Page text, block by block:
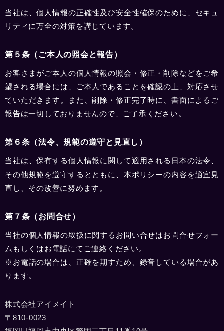
当社は、個人情報の正確性及び安全性確保のために、セキュ
リティに万全の対策を講じています。
第５条（ご本人の照会と報告）
お客さまがご本人の個人情報の照会・修正・削除などをご希
望される場合には、ご本人であることを確認の上、対応させ
ていただきます。また、削除・修正完了時に、書面によるご
報告は一切しておりませんので、ご了承ください。
第６条（法令、規範の遵守と見直し）
当社は、保有する個人情報に関して適用される日本の法令、
その他規範を遵守するとともに、本ポリシーの内容を適宜見
直し、その改善に努めます。
第７条（お問合せ）
当社の個人情報の取扱に関するお問い合せはお問合せフォー
ムもしくはお電話にてご連絡ください。
※お電話の場合は、正確を期すため、録音している場合があ
ります。
株式会社アイメイト
〒810-0023